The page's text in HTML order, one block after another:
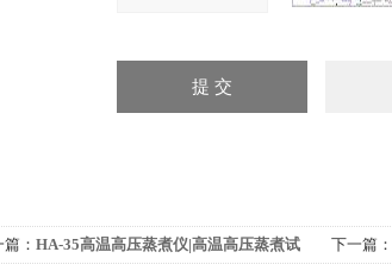
： HA-35高温高压蒸煮仪|高温高压蒸煮试
下一篇：